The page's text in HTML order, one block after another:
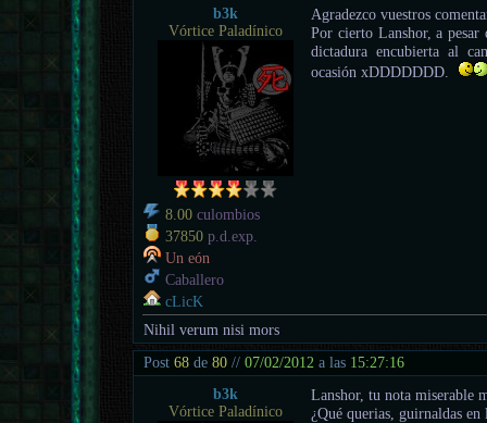
b3k
Vórtice Paladínico
8.00 culombios
37850 p.d.exp.
Un eón
Caballero
cLicK
Agradezco vuestros
Por cierto Lanshor, a pesar
dictadura encubierta al
ocasión xDDDDDDD.
Nihil verum nisi mors
Post68 de80 //07/02/2012 a las 15:27:16
b3k
Vórtice Paladínico
Lanshor, tu nota miserable
¿Qué querias, guirnaldas en